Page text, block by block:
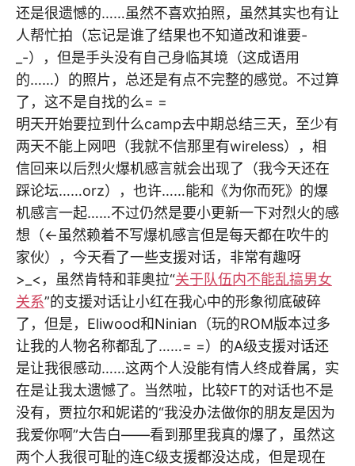
还是很遗憾的……虽然不喜欢拍照，虽然其实也有让
人帮忙拍（忘记是谁了结果也不知道改和谁要-
_-），但是手头没有自己身临其境（这成语用
的……）的照片，总还是有点不完整的感觉。不过算
了，这不是自找的么= =
明天开始要拉到什么camp去中期总结三天，至少有
两天不能上网吧（我就不信那里有wireless），相
信回来以后烈火爆机感言就会出现了（我今天还在
踩论坛……orz），也许……能和《为你而死》的爆
机感言一起……不过仍然是要小更新一下对烈火的感
想（<-虽然赖着不写爆机感言但是每天都在吹牛的
家伙），今天看了一些支援对话，非常有趣呀
>_<，虽然肯特和菲奥拉“关于队伍内不能乱搞男女
关系”的支援对话让小红在我心中的形象彻底破碎
了，但是，Eliwood和Ninian（玩的ROM版本过多
让我的人物名称都乱了……= =）的A级支援对话还
是让我很感动……这两个人没能有情人终成眷属，实
在是让我太遗憾了。当然啦，比较FT的对话也不是
没有，贾拉尔和妮诺的“我没办法做你的朋友是因为
我爱你啊”大告白——看到那里我真的爆了，虽然这
两个人我很可耻的连C级支援都没达成，但是现在